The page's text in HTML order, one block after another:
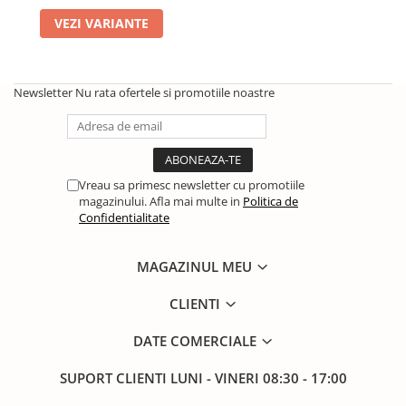
Profile maner
Alte accesorii
VEZI VARIANTE
Newsletter Nu rata ofertele si promotiile noastre
Vreau sa primesc newsletter cu promotiile
magazinului. Afla mai multe in Politica de
Confidentialitate
MAGAZINUL MEU
CLIENTI
DATE COMERCIALE
SUPORT CLIENTI LUNI - VINERI 08:30 - 17:00